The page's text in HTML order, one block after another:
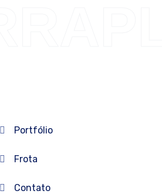
Portfólio
Frota
Contato